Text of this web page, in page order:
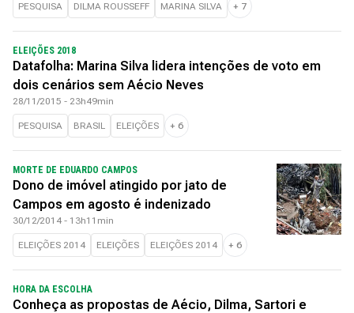
PESQUISA DILMA ROUSSEFF MARINA SILVA + 7
ELEIÇÕES 2018
Datafolha: Marina Silva lidera intenções de voto em
dois cenários sem Aécio Neves
28/11/2015 - 23h49min
PESQUISA BRASIL ELEIÇÕES + 6
MORTE DE EDUARDO CAMPOS
Dono de imóvel atingido por jato de
Campos em agosto é indenizado
30/12/2014 - 13h11min
ELEIÇÕES 2014 ELEIÇÕES ELEIÇÕES 2014 + 6
HORA DA ESCOLHA
Conheça as propostas de Aécio, Dilma, Sartori e